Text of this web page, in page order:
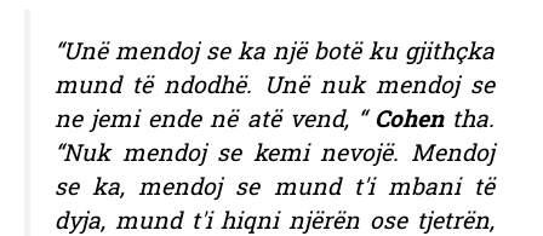
“Unë mendoj se ka një botë ku gjithçka
mund të ndodhë. Unë nuk mendoj se
ne jemi ende në atë vend, “Cohentha.
“Nuk mendoj se kemi nevojë. Mendoj
se ka, mendoj se mund t'i mbani të
dyja, mund t'i hiqni njërën ose tjetrën,